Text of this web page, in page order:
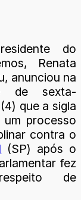
do
Renata
anunciou na
de sexta-
que a sigla
um processo
contra o
(SP) após o
fez
de